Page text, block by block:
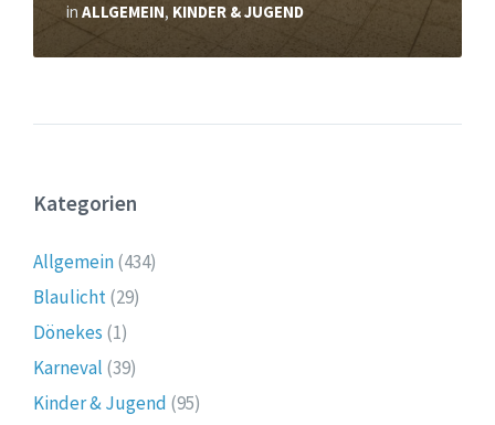
in ALLGEMEIN, KINDER & JUGEND
Kategorien
Allgemein(434)
Blaulicht(29)
Dönekes (1)
Karneval (39)
Kinder & Jugend (95)